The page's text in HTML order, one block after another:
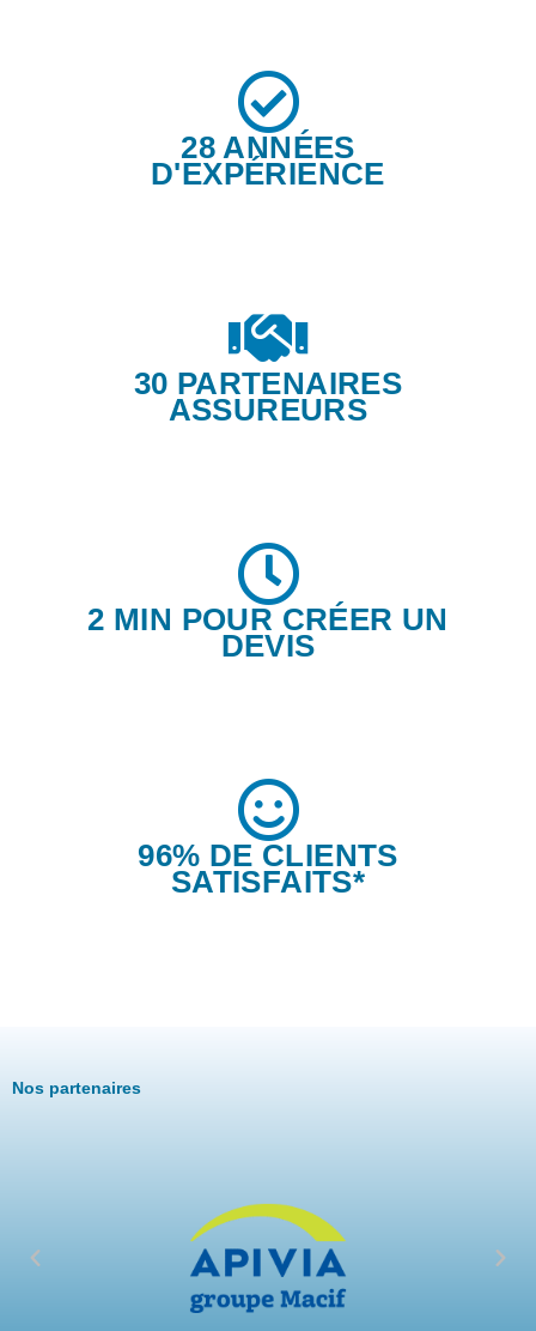
28 ANNÉES
D'EXPÉRIENCE
30 PARTENAIRES
ASSUREURS
2 MIN POUR CRÉER UN
DEVIS
96% DE CLIENTS
SATISFAITS*
Nos partenaires